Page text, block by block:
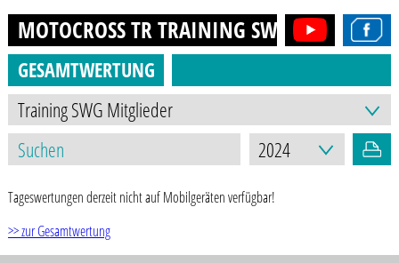
MOTOCROSS TR TRAINING SWG
GESAMTWERTUNG
Tageswertungen derzeit nicht auf Mobilgeräten verfügbar!
>> zur Gesamtwertung